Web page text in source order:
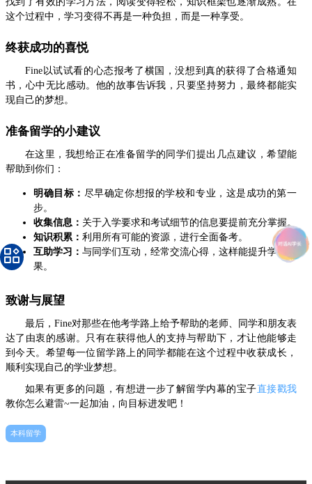
这个过程中，学习变得不再是一种负担，而是一种享受。
终获成功的喜悦
Fine以试试看的心态报考了横国，没想到真的获得了合格通知
书，心中无比感动。他的故事告诉我，只要坚持努力，最终都能实
现自己的梦想。
准备留学的小建议
在这里，我想给正在准备留学的同学们提出几点建议，希望能
帮助到你们：
明确目标： 尽早确定你想报的学校和专业，这是成功的第一
步。
收集信息： 关于入学要求和考试细节的信息要提前充分掌握。
知识积累： 利用所有可能的资源，进行全面备考。
互助学习： 与同学们互动，经常交流心得，这样能提升学习效
果。
致谢与展望
最后，Fine对那些在他考学路上给予帮助的老师、同学和朋友表
达了由衷的感谢。只有在获得他人的支持与帮助下，才让他能够走
到今天。希望每一位留学路上的同学都能在这个过程中收获成长，
顺利实现自己的学业梦想。
如果有更多的问题，有想进一步了解留学内幕的宝子直接戳我
教你怎么避雷~一起加油，向目标进发吧！
本科留学